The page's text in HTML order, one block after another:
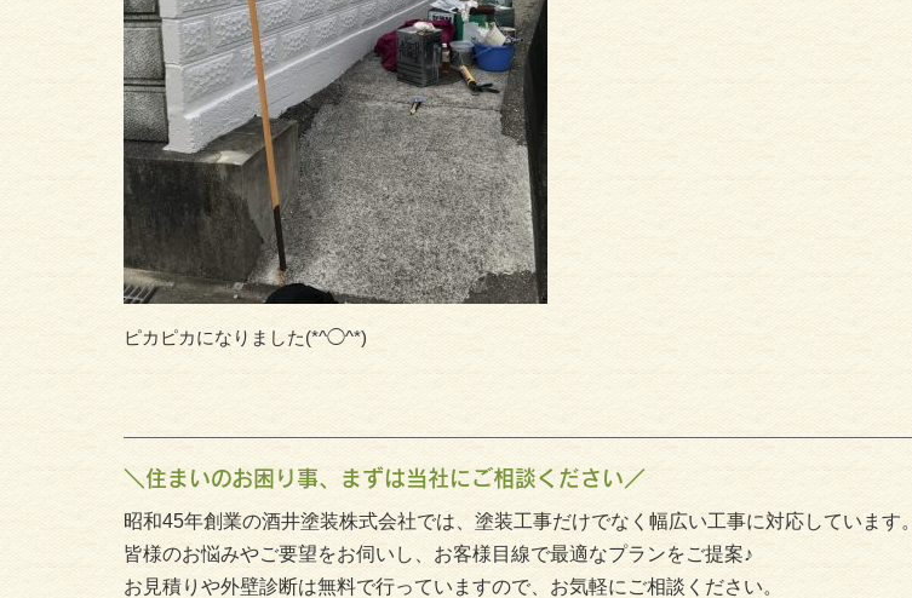
ピカピカになりました(*^◯^*)
＼住まいのお困り事、まずは当社にご相談ください／
昭和45年創業の酒井塗装株式会社では、塗装工事だけでなく幅広い工事に対応しています。
皆様のお悩みやご要望をお伺いし、お客様目線で最適なプランをご提案♪
お見積りや外壁診断は無料で行っていますので、お気軽にご相談ください。